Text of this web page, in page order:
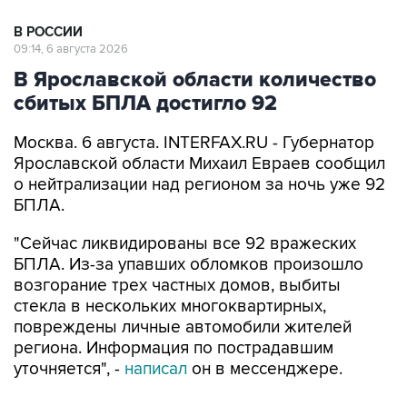
В РОССИИ
09:14, 6 августа 2026
В Ярославской области количество
сбитых БПЛА достигло 92
Москва. 6 августа. INTERFAX.RU - Губернатор
Ярославской области Михаил Евраев сообщил
о нейтрализации над регионом за ночь уже 92
БПЛА.
"Сейчас ликвидированы все 92 вражеских
БПЛА. Из-за упавших обломков произошло
возгорание трех частных домов, выбиты
стекла в нескольких многоквартирных,
повреждены личные автомобили жителей
региона. Информация по пострадавшим
уточняется", - написал он в мессенджере.